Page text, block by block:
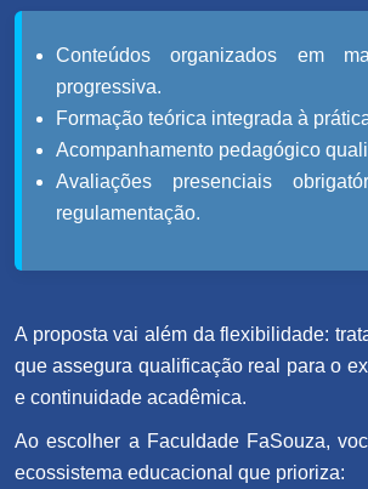
Conteúdos organizados em
progressiva.
Formação teórica integrada à
Acompanhamento pedagógico
Avaliações presenciais
regulamentação.
A proposta vai além da flexibilidade:
que assegura qualificação real para o
e continuidade acadêmica.
Ao escolher a Faculdade FaSouza,
ecossistema educacional que prioriza: